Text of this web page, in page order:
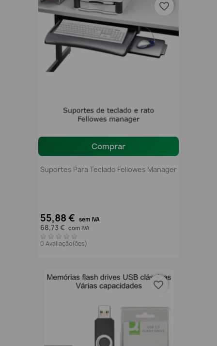
Comprar
Suportes Para Teclado Fellowes Manager
55,88 € sem IVA
68,73 € com IVA
0 Avaliação(ões)
favorite_border
favorite_border